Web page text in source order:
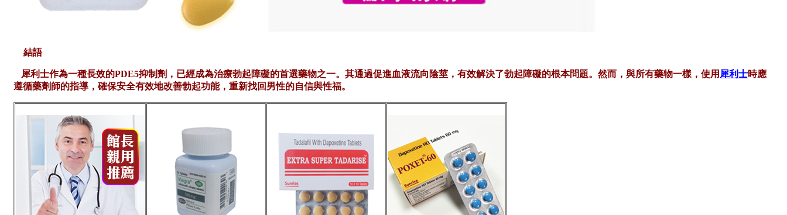
結語
犀利士作為一種長效的PDE5抑制劑，已經成為治療勃起障礙的首選藥物之一。其通過促進血液流向陰莖，有效解決了勃起障礙的根本問題。然而，與所有藥物一樣，使用 犀利士時應
遵循藥劑師的指導，確保安全有效地改善勃起功能，重新找回男性的自信與性福。